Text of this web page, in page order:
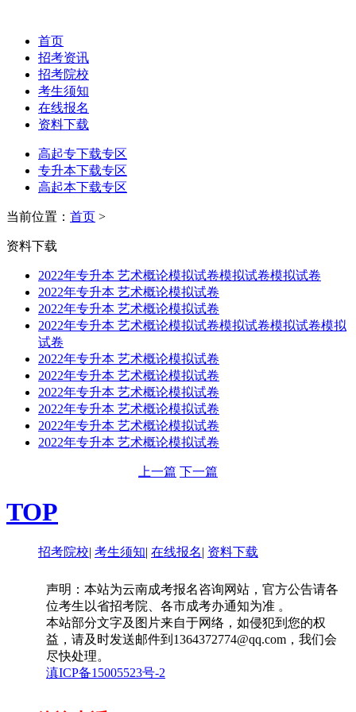
首页
招考资讯
招考院校
考生须知
在线报名
资料下载
高起专下载专区
专升本下载专区
高起本下载专区
当前位置： 首页 >
资料下载
2022年专升本 艺术概论模拟试卷模拟试卷模拟试卷
2022年专升本 艺术概论模拟试卷
2022年专升本 艺术概论模拟试卷
2022年专升本 艺术概论模拟试卷模拟试卷模拟试卷模拟
试卷
2022年专升本 艺术概论模拟试卷
2022年专升本 艺术概论模拟试卷
2022年专升本 艺术概论模拟试卷
2022年专升本 艺术概论模拟试卷
2022年专升本 艺术概论模拟试卷
2022年专升本 艺术概论模拟试卷
上一篇 下一篇
TOP
招考院校| 考生须知| 在线报名| 资料下载
声明：本站为云南成考报名咨询网站，官方公告请各
位考生以省招考院、各市成考办通知为准 。
本站部分文字及图片来自于网络，如侵犯到您的权
益，请及时发送邮件到1364372774@qq.com，我们会
尽快处理。
滇ICP备15005523号-2